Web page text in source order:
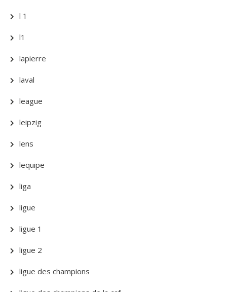
l 1
l1
lapierre
laval
league
leipzig
lens
lequipe
liga
ligue
ligue 1
ligue 2
ligue des champions